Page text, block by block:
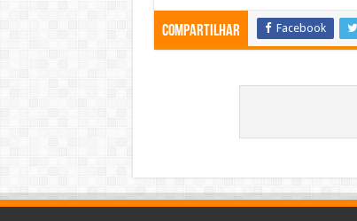
Compartilhar Facebook